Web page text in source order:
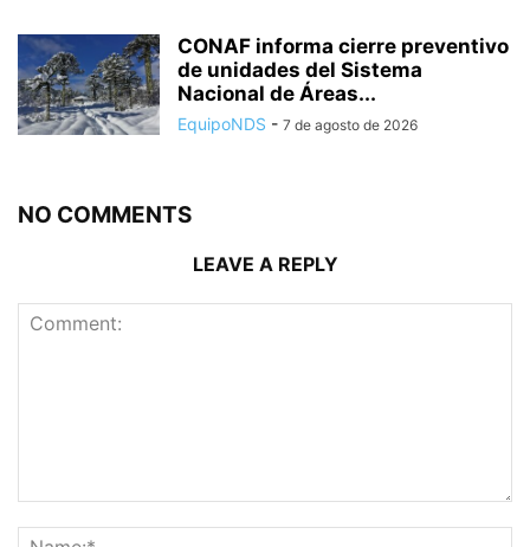
CONAF informa cierre preventivo
de unidades del Sistema
Nacional de Áreas...
EquipoNDS - 7 de agosto de 2026
NO COMMENTS
LEAVE A REPLY